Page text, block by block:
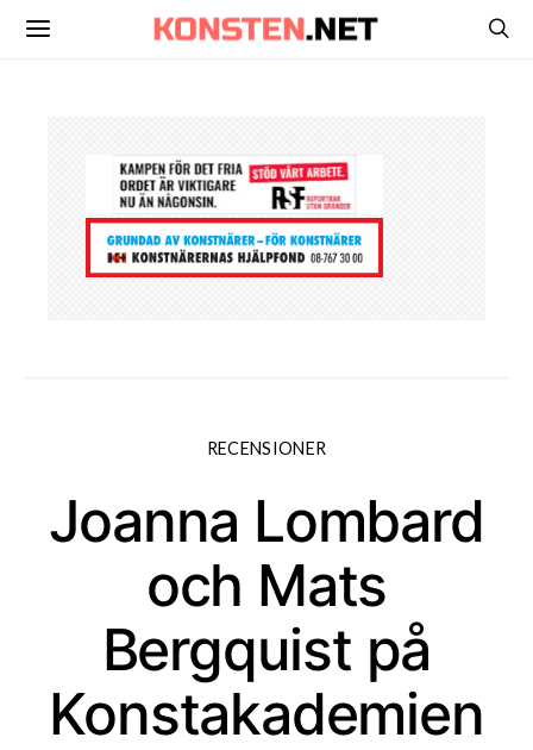
RECENSIONER
Joanna Lombard
och Mats
Bergquist på
Konstakademien